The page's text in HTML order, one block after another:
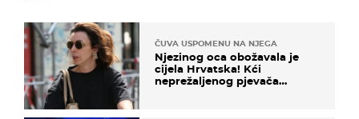
ČUVA USPOMENU NA NJEGA
Njezinog oca obožavala je
cijela Hrvatska! Kći
neprežaljenog pjevača